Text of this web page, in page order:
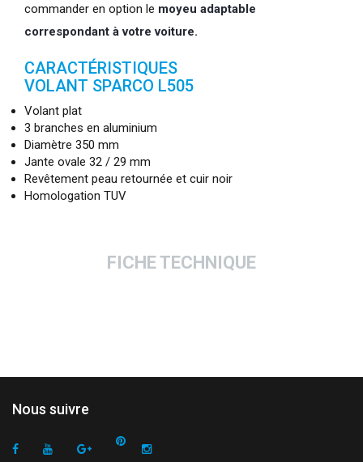
commander en option le moyeu adaptable
correspondant à votre voiture.
CARACTÉRISTIQUES
VOLANT SPARCO L505
Volant plat
3 branches en aluminium
Diamètre 350 mm
Jante ovale 32 / 29 mm
Revêtement peau retournée et cuir noir
Homologation TUV
FICHE TECHNIQUE
Nous suivre